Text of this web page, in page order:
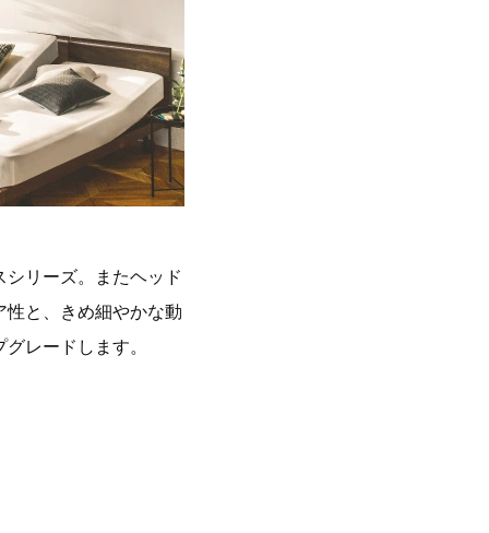
リーズ。またヘッド
と、きめ細やかな動
レードします。